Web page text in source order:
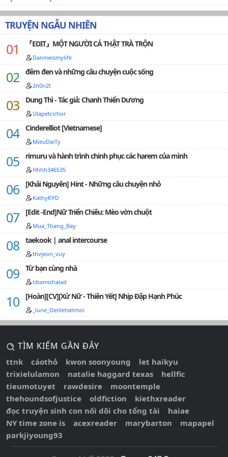
☁ Chương 50: Trói Em Trên Quần Mang Đi Luôn
☁ Chương 51: Có Muốn Không?
☁ Chương 52: Thật Muốn Làm Em
☁ Chương 53: Chờ Anh
☁ Chương 54: Đừng Giận Mà
☁ Chương 55: Nhớ Anh Không?
☁ Chương 56: Liếm Sạch
☁ Chương 57: Hôn Anh Đi
☁ Chương 58: Biến Thái
☁ Chương 59: Muốn Cắm Vào Trong Miệng Em
☁ Chương 60: Chết Anh Rồi
☁ Chương 61: Mẹ Nó Chặt Quá!
☁ Chương 62: Ông Xã... Chậm Thôi... Ưm...
☁ Chương 63: Bắn Vào Trong Được Không?
☁ Chương 64: A A A A... Đừng Mà...
☁ Chương 65: Trên Giường Mới Khóc Thôi
☁ Chương 66: Ông Xã... Nhẹ Thôi...
☁ Chương 67: Vợ Của Cháu
☁ Chương 68: Em Là Người Đầu Tiên
☁ Chương 69: Hôn Đi!
☁ Chương 70: Chặt Quá
☁ Chương 71: Muốn Câu Dẫn Anh
☁ Chương 72: Làm Chết Em
☁ Chương 73: Có Ông Xã Ở Đây
☁ Chương 74: Muốn Ông Xã Hả?
☁ Chương 75: Không Được Đi!
Vinote.vn)…
nghĩa lúc đọc cv, xin độc giả nhẹ tay :3…
TRUYỆN NGẪU NHIÊN
『EDIT』MỘT NGƯỜI CÁ THẬT TRÀ TRỘN
Danmeismylife
đêm đen và những câu chuyện cuộc sống
2n0n2t
Dung Thì - Tác giả: Chanh Thiển Dương
Ulapetrichor
Cinderelliot [Vietnamese]
MieuDaiTy
rimuru và hành trình chinh phục các harem của mình
Hhhh346535
[Khải Nguyên] Hint - Những câu chuyện nhỏ
KathyKYO
[Edit -End]Nữ Triển Chiêu: Mèo vờn chuột
Mua_Thang_Bay
taekook | anal intercourse
thvjeon_vuy
Từ bạn cùng nhà
tibamichalad
[Hoàn][CV][Xử Nữ - Thiên Yết] Nhịp Đập Hạnh Phúc
_lune_Oeilletsetmoi
TÌM KIẾM GẦN ĐÂY
ttnk cáothỏ kwon soonyoung
let haikyu
trixielulamon
natalie haggard texas
hellfic
tieumotuyet
rawdesire
moontemple
thehoundsofjustice
oldfiction
kiethxreader
đọc truyện sinh con nối dõi cho tổng tài
haiae
NY time zone is
acexreader marybarton
mapapel
parkjiyoung93